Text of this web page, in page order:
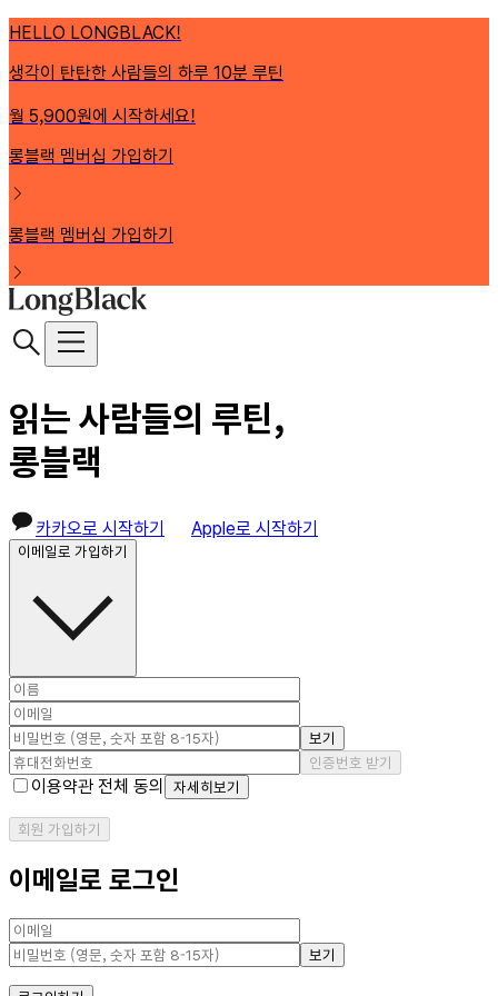
HELLO LONGBLACK!
생각이 탄탄한 사람들의 하루 10분 루틴
월 5,900원에 시작하세요!
롱블랙 멤버십 가입하기
롱블랙 멤버십 가입하기
읽는 사람들의 루틴,
롱블랙
카카오로 시작하기 Apple로 시작하기
이메일로 가입하기
보기
인증번호 받기
이용약관 전체 동의 자세히보기
회원 가입하기
이메일로 로그인
보기